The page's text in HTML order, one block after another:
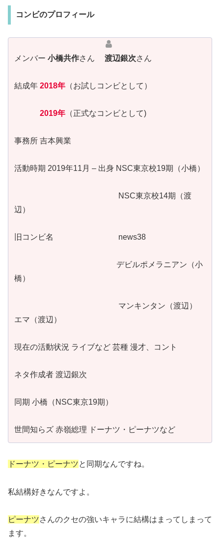
コンビのプロフィール
メンバー 小橋共作さん 渡辺銀次さん
結成年 2018年 （お試しコンビとして）
2019年 （正式なコンビとして)
事務所 吉本興業
活動時期 2019年11月 – 出身 NSC東京校19期（小橋）
NSC東京校14期（渡
辺）
旧コンビ名 news38
デビルポメラニアン（小
橋）
マンキンタン（渡辺）
エマ（渡辺）
現在の活動状況 ライブなど 芸種 漫才、コント
ネタ作成者 渡辺銀次
同期 小橋（NSC東京19期）
世間知らズ 赤嶺総理 ドーナツ・ピーナツなど
ドーナツ・ピーナツと同期なんですね。
私結構好きなんですよ。
ピーナツさんのクセの強いキャラに結構はまってしまって
ます。